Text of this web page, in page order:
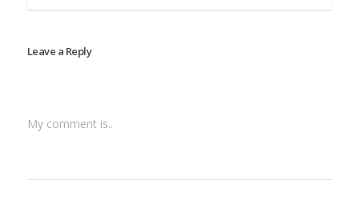
Leave a Reply
My comment is..